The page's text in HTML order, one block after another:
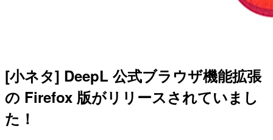
[小ネタ] DeepL 公式ブラウザ機能拡張
の Firefox 版がリリースされていまし
た！